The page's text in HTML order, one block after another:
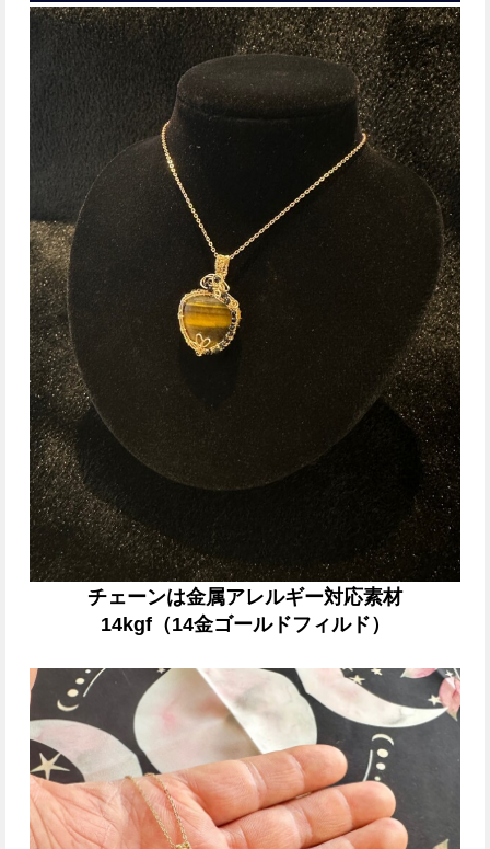
チェーンは金属アレルギー対応素材
14kgf（14金ゴールドフィルド）